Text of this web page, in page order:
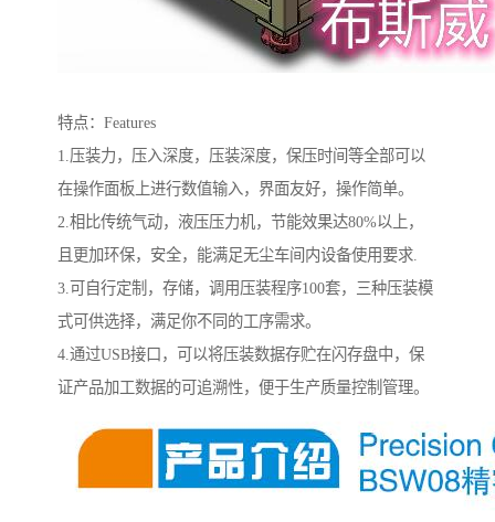
特点：Features
1.压装力，压入深度，压装深度，保压时间等全部可以
在操作面板上进行数值输入，界面友好，操作简单。
2.相比传统气动，液压压力机，节能效果达80%以上，
且更加环保，安全，能满足无尘车间内设备使用要求.
3.可自行定制，存储，调用压装程序100套，三种压装模
式可供选择，满足你不同的工序需求。
4.通过USB接口，可以将压装数据存贮在闪存盘中，保
证产品加工数据的可追溯性，便于生产质量控制管理。